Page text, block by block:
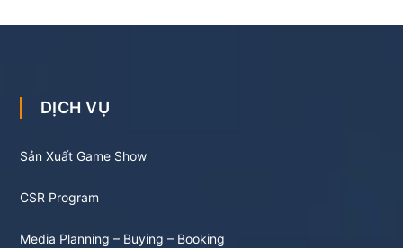
DỊCH VỤ
Sản Xuất Game Show
CSR Program
Media Planning – Buying – Booking